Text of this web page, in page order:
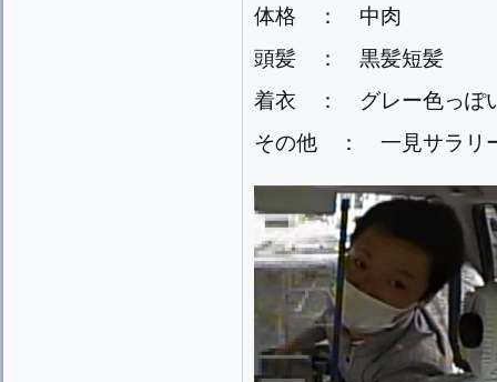
体格 ： 中肉
頭髪 ： 黒髪短髪
着衣 ： グレー色っぽ
その他 ： 一見サラリ